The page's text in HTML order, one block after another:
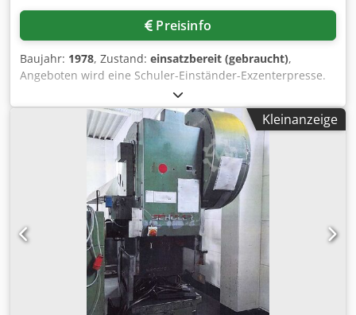
Preisinfo
Baujahr: 1978, Zustand: einsatzbereit (gebraucht),
Angeboten wird eine Schuler-Einständer-Exzenterpresse.
Presskraft: 40t, Ausladung: 220mm, Hubbereich: 8mm-
88mm, max. Hubzahl: 160Hübe/min, Tischfläche X/Y: ca.
630mm/430mm. Maschinengewicht: ca. 2300kg.
Besichtigung nach Absprache möglich. Csdpfxszrzpzj
Kleinanzeige